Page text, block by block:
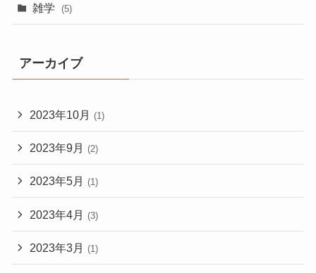
雑学 (5)
アーカイブ
2023年10月 (1)
2023年9月 (2)
2023年5月 (1)
2023年4月 (3)
2023年3月 (1)